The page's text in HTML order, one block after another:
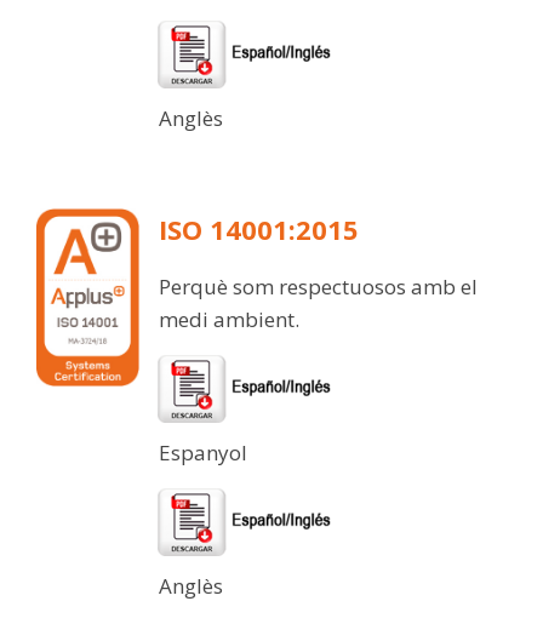
Anglès
ISO 14001:2015
Perquè som respectuosos amb el
medi ambient.
Espanyol
Anglès